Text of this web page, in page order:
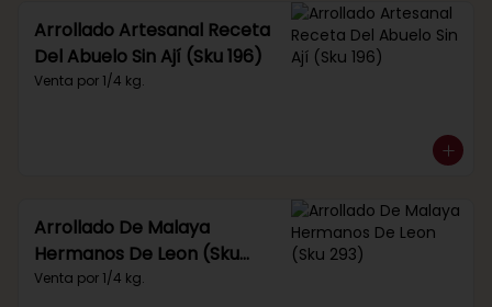
Arrollado Artesanal Receta
Del Abuelo Sin Ají (Sku 196)
Venta por 1/4 kg.
Arrollado De Malaya
Hermanos De Leon (Sku
293)
Venta por 1/4 kg.